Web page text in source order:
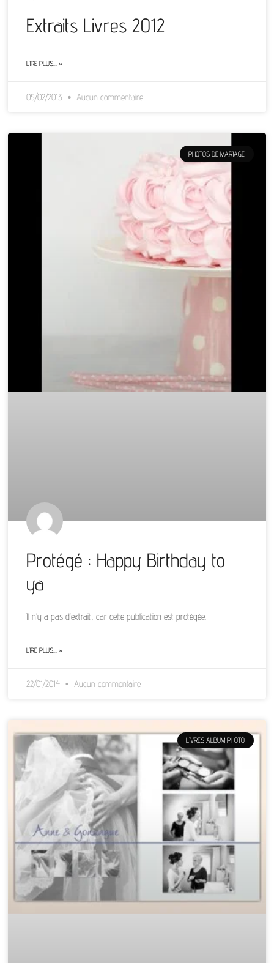
Extraits Livres 2012
LIRE PLUS… »
05/02/2013 Aucun commentaire
PHOTOS DE MARIAGE
Protégé : Happy Birthday to
ya
Il n’y a pas d’extrait, car cette publication est protégée.
LIRE PLUS… »
22/01/2014 Aucun commentaire
LIVRES ALBUM PHOTO